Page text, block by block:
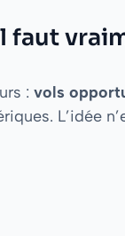
faut
: vols
L’idée